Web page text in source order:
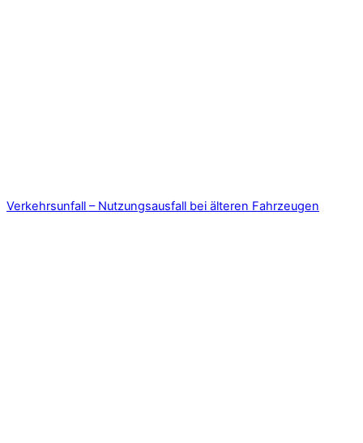
Verkehrsunfall – Nutzungsausfall bei älteren Fahrzeugen